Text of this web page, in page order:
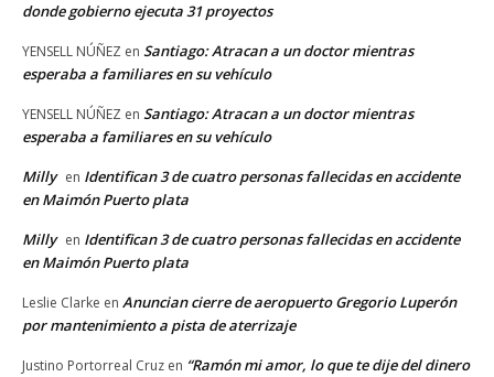
donde gobierno ejecuta 31 proyectos
YENSELL NÚÑEZ en Santiago: Atracan a un doctor mientras
esperaba a familiares en su vehículo
YENSELL NÚÑEZ en Santiago: Atracan a un doctor mientras
esperaba a familiares en su vehículo
Milly en Identifican 3 de cuatro personas fallecidas en accidente
en Maimón Puerto plata
Milly en Identifican 3 de cuatro personas fallecidas en accidente
en Maimón Puerto plata
Leslie Clarke en Anuncian cierre de aeropuerto Gregorio Luperón
por mantenimiento a pista de aterrizaje
Justino Portorreal Cruz en “Ramón mi amor, lo que te dije del dinero